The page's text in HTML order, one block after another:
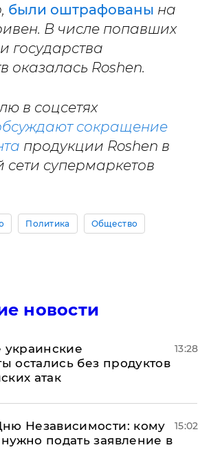
были оштрафованы на
В числе попавших
государства
оказалась Roshen.
в соцсетях
сокращение
продукции Roshen в
сети супермаркетов
Политика Общество
новости
остались без продуктов
атак
13:28
Независимости: кому
подать заявление в
15:02